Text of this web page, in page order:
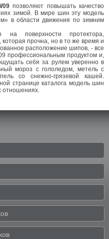
позволяют повышать качество
зимой. В мире шин эту модель
в области движения по зимним
на поверхности протектора,
прочна, но в то же время и
расположение шипов, - все
профессиональным продуктом и,
себя за рулем уверенно в
мороз с гололедом, метель с
со снежно-грязевой кашей.
странице каталога модель шин
отношениях.